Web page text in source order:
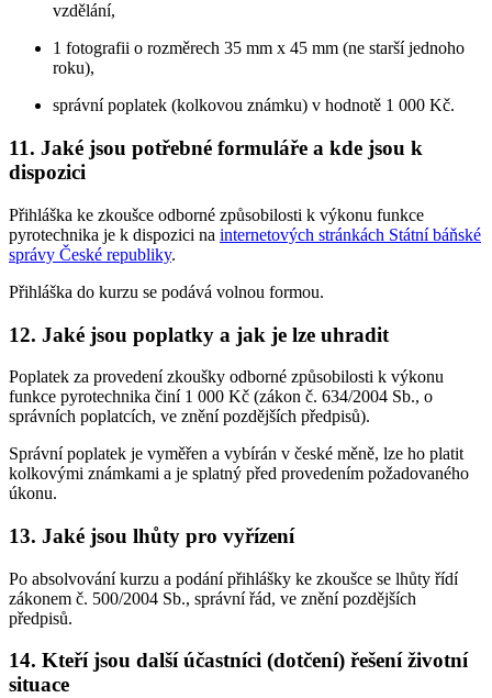
vzdělání,
1 fotografii o rozměrech 35 mm x 45 mm (ne starší jednoho
roku),
správní poplatek (kolkovou známku) v hodnotě 1 000 Kč.
11. Jaké jsou potřebné formuláře a kde jsou k
dispozici
Přihláška ke zkoušce odborné způsobilosti k výkonu funkce
pyrotechnika je k dispozici na internetových stránkách Státní báňské
správy České republiky.
Přihláška do kurzu se podává volnou formou.
12. Jaké jsou poplatky a jak je lze uhradit
Poplatek za provedení zkoušky odborné způsobilosti k výkonu
funkce pyrotechnika činí 1 000 Kč (zákon č. 634/2004 Sb., o
správních poplatcích, ve znění pozdějších předpisů).
Správní poplatek je vyměřen a vybírán v české měně, lze ho platit
kolkovými známkami a je splatný před provedením požadovaného
úkonu.
13. Jaké jsou lhůty pro vyřízení
Po absolvování kurzu a podání přihlášky ke zkoušce se lhůty řídí
zákonem č. 500/2004 Sb., správní řád, ve znění pozdějších
předpisů.
14. Kteří jsou další účastníci (dotčení) řešení životní
situace